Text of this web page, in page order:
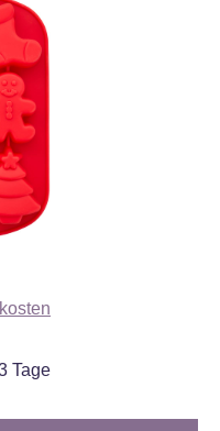
Tage